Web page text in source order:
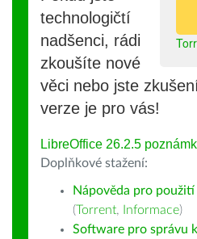
technologičtí
nadšenci, rádi
zkoušíte nové
věci nebo jste
verze je pro vás!
LibreOffice 26.2.5
Doplňkové stažení:
Nápověda pro
(Torrent, Informace)
Software pro správu